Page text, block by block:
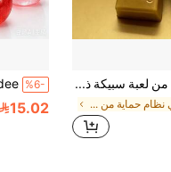
قطعة واحدة من لعبة سبيكة ذهبية واقعية، طوبة ذهبية معدنية بطيئة الارتداد ناعمة الضغط لتخفيف التوتر، لعبة استرخاء يد على شكل سبيكة ذهبية واقعية، زينة مكتبية إبداعية بموضوع الحظ الجيد والثروة وهدية حفلة
في نظام حماية من الصدمات مجموعات حرفية للأزياء للأ
%6-
15.02